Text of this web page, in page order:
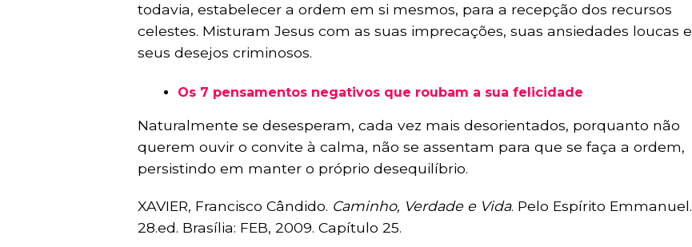
todavia, estabelecer a ordem em si mesmos, para a recepção dos recursos
celestes. Misturam Jesus com as suas imprecações, suas ansiedades loucas e
seus desejos criminosos.
Os 7 pensamentos negativos que roubam a sua felicidade
Naturalmente se desesperam, cada vez mais desorientados, porquanto não
querem ouvir o convite à calma, não se assentam para que se faça a ordem,
persistindo em manter o próprio desequilíbrio.
XAVIER, Francisco Cândido. Caminho, Verdade e Vida. Pelo Espírito Emmanuel.
28.ed. Brasília: FEB, 2009. Capítulo 25.